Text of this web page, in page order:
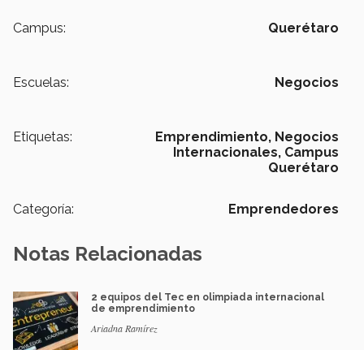
Campus: Querétaro
Escuelas: Negocios
Etiquetas: Emprendimiento, Negocios
Internacionales, Campus
Querétaro
Categoría: Emprendedores
Notas Relacionadas
2 equipos del Tec en olimpiada internacional
de emprendimiento
Ariadna Ramírez